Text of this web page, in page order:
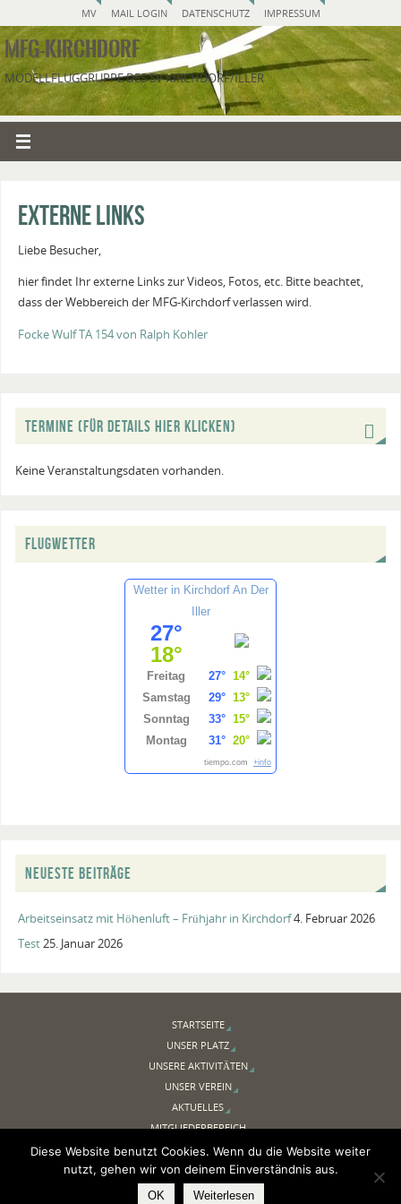
MV MAIL LOGIN DATENSCHUTZ IMPRESSUM
MFG-KIRCHDORF
MODELLFLUGGRUPPE DES SV KIRCHDORF/ILLER
Externe Links
Liebe Besucher,
hier findet Ihr externe Links zur Videos, Fotos, etc. Bitte beachtet,
dass der Webbereich der MFG-Kirchdorf verlassen wird.
Focke Wulf TA 154 von Ralph Kohler
TERMINE (FÜR DETAILS HIER KLICKEN)
Keine Veranstaltungsdaten vorhanden.
FLUGWETTER
Wetter in Kirchdorf An Der
Iller
27°
18°
Freitag 27° 14°
Samstag
29° 13°
Sonntag
33° 15°
Montag
31° 20°
tiempo.com +info
NEUESTE BEITRÄGE
Arbeitseinsatz mit Höhenluft – Frühjahr in Kirchdorf4. Februar 2026
Test25. Januar 2026
STARTSEITE
UNSER PLATZ
UNSERE AKTIVITÄTEN
UNSER VEREIN
AKTUELLES
MITGLIEDERBEREICH
NEWSLETTER
LINKS
Diese Website benutzt Cookies. Wenn du die Website weiter
nutzt, gehen wir von deinem Einverständnis aus.
OK Weiterlesen